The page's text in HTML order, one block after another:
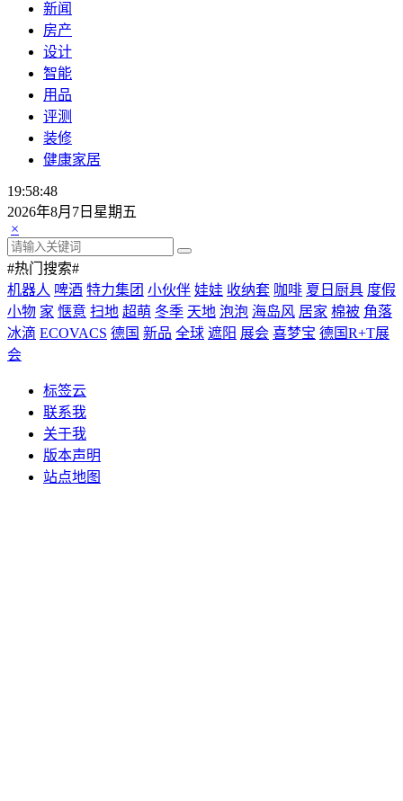
新闻
房产
设计
智能
用品
评测
装修
健康家居
19:58:49
2026年8月7日星期五
×
#热门搜索#
机器人 啤酒 特力集团 小伙伴 娃娃 收纳套 咖啡 夏日厨具 度假
小物 家 惬意 扫地 超萌 冬季 天地 泡泡 海岛风 居家 棉被 角落
冰滴 ECOVACS 德国 新品 全球 遮阳 展会 喜梦宝 德国R+T展
会
标签云
联系我
关于我
版本声明
站点地图